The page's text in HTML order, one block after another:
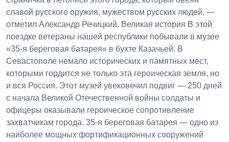
славой русского оружия, мужеством русских людей, —
отметил Александр Речицкий. Великая история В этой
поездке ветераны нашей республики побывали в музее
«35-я береговая батарея» в бухте Казачьей. В
Севастополе немало исторических и памятных мест,
которыми гордится не только эта героическая земля, но
и вся Россия. Этот музей увековечил подвиг — 250 дней
с начала Великой Отечественной войны солдаты и
офицеры оказывали героическое сопротивление
захватчикам города. 35-я береговая батарея — одно из
наиболее мощных фортификационных сооружений